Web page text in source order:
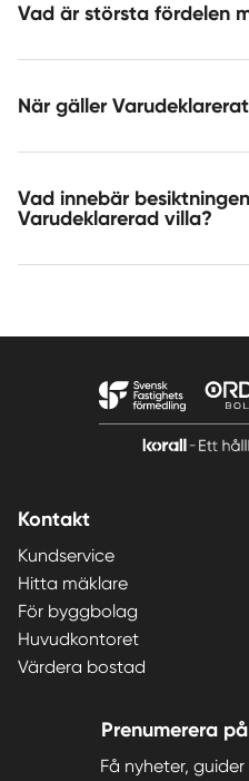
Vad är största fördelen
När gäller
Vad innebär
Varudeklarerad villa?
Kontakt
Kundservice
Hitta mäklare
För byggbolag
Huvudkontoret
Värdera bostad
Prenumerera
Få nyheter,